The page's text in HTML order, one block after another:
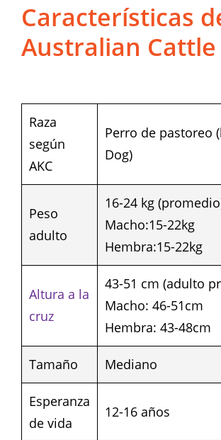
Características
Australian Cattle
Raza
según
AKC
Perro de pastoreo
Dog)
Peso
adulto
16-24 kg
Macho:15-22kg
Hembra:15-22kg
Altura a la
cruz
43-51 cm (adulto
Macho: 46-51cm
Hembra: 43-48cm
Tamaño Mediano
Esperanza
de vida
12-16 años